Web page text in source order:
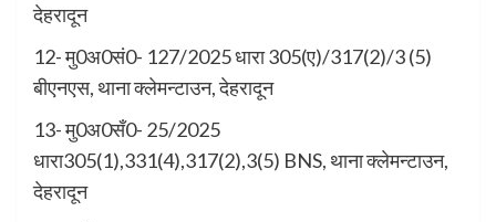
देहरादून
12- मु0अ0सं0- 127/2025 धारा 305(ए)/317(2)/3 (5)
बीएनएस, थाना क्लेमन्टाउन, देहरादून
13- मु0अ0सँ0- 25/2025
धारा305(1),331(4),317(2),3(5) BNS, थाना क्लेमन्टाउन,
देहरादून